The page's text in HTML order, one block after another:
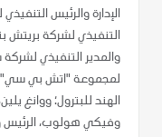
الإدارة والرئيس
التنفيذي لشركة بريتش
والمدير التنفيذي
لمجموعة "اتش بي سي"؛
الهند للبترول؛ ووانغ
وفيكي هولوب، الرئيس